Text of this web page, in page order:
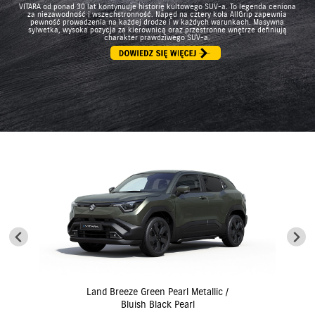
VITARA od ponad 30 lat kontynuuje historię kultowego SUV-a. To legenda ceniona
za niezawodność i wszechstronność. Napęd na cztery koła AllGrip zapewnia
pewność prowadzenia na każdej drodze i w każdych warunkach. Masywna
sylwetka, wysoka pozycja za kierownicą oraz przestronne wnętrze definiują
charakter prawdziwego SUV-a.
Land Breeze Green Pearl Metallic /
Bluish Black Pearl